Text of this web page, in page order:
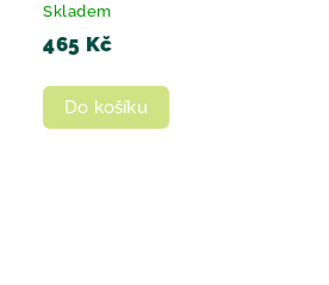
Skladem
465 Kč
Do košíku